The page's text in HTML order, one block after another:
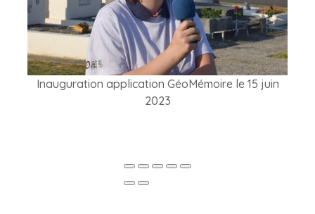
Inauguration application GéoMémoire le 15 juin
2023